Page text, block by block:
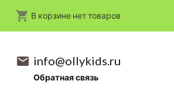
info@ollykids.ru
Обратная связь
В корзине неттоваров